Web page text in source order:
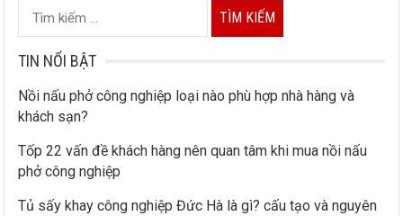
ì
m
i
m
c
h
TIN NỔI BẬT
Nồi nấu phở công nghiệp loại nào phù hợp nhà hàng và
khách sạn?
Tốp 22 vấn đề khách hàng nên quan tâm khi mua nồi nấu
phở công nghiệp
Tủ sấy khay công nghiệp Đức Hà là gì? cấu tạo và nguyên